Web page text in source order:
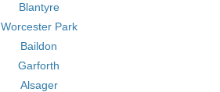
Blantyre
Worcester Park
Baildon
Garforth
Alsager